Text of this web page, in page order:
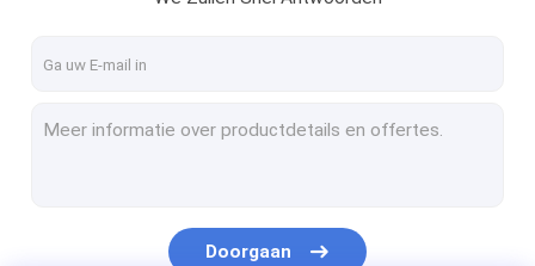
De Lijn van de banduitdrijving
Monofilament Uitdrijvingslijn
Doorgaan